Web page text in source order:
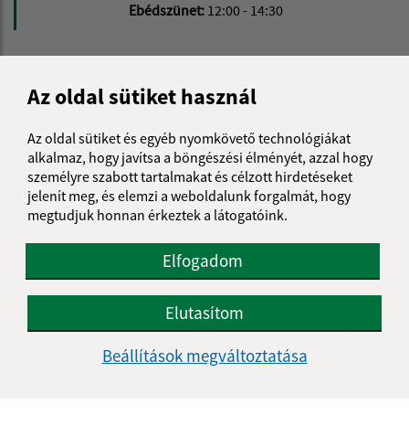
Az oldal sütiket használ
Az oldal sütiket és egyéb nyomkövető technológiákat
alkalmaz, hogy javítsa a böngészési élményét, azzal hogy
személyre szabott tartalmakat és célzott hirdetéseket
jelenít meg, és elemzi a weboldalunk forgalmát, hogy
megtudjuk honnan érkeztek a látogatóink.
Elfogadom
Elutasítom
Beállítások megváltoztatása
Ebédszünet: 12:00 - 14:30
Obecný úrad Kisújfalu
Nová Vieska 294
943 42 Gbelce
obec@novavieska.sk
+421 36 75 93 210
IČO: 00309141